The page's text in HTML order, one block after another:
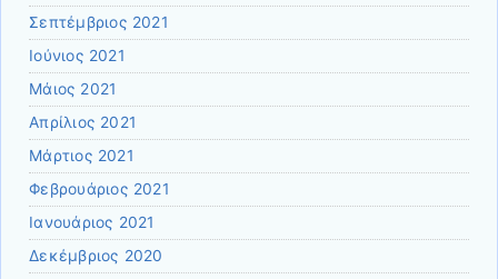
Σεπτέμβριος 2021
Ιούνιος 2021
Μάιος 2021
Απρίλιος 2021
Μάρτιος 2021
Φεβρουάριος 2021
Ιανουάριος 2021
Δεκέμβριος 2020